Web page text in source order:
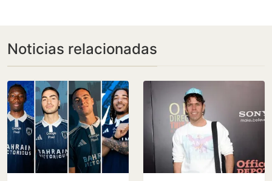
Noticias relacionadas